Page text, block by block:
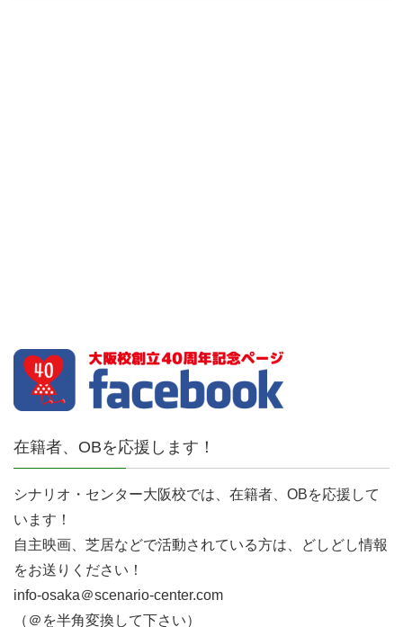
在籍者、OBを応援します！
シナリオ・センター大阪校では、在籍者、OBを応援して
います！
自主映画、芝居などで活動されている方は、どしどし情報
をお送りください！
info-osaka＠scenario-center.com
（＠を半角変換して下さい）